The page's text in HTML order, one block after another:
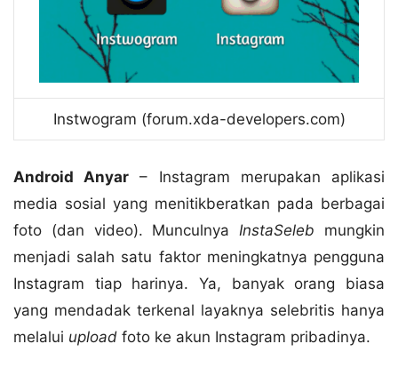
Instwogram (forum.xda-developers.com)
Android Anyar – Instagram merupakan aplikasi
media sosial yang menitikberatkan pada berbagai
foto (dan video). Munculnya InstaSeleb mungkin
menjadi salah satu faktor meningkatnya pengguna
Instagram tiap harinya. Ya, banyak orang biasa
yang mendadak terkenal layaknya selebritis hanya
melalui upload foto ke akun Instagram pribadinya.